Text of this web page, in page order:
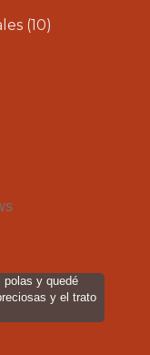
(10)
polas y quedé
y el trato